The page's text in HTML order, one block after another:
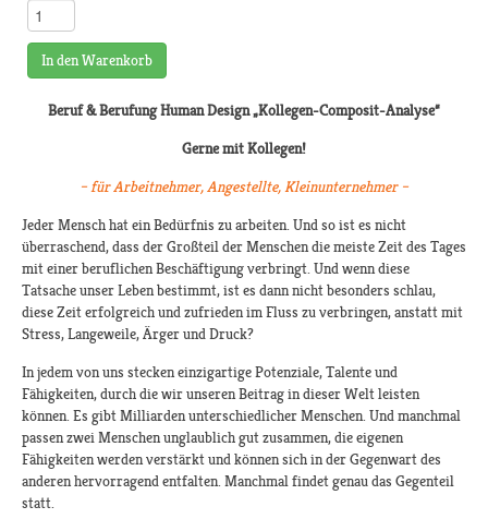
In den Warenkorb
Beruf & Berufung Human Design„Kollegen-Composit-Analyse“
Gerne mit Kollegen!
– für Arbeitnehmer, Angestellte, Kleinunternehmer –
Jeder Mensch hat ein Bedürfnis zu arbeiten. Und so ist es nicht
überraschend, dass der Großteil der Menschen die meiste Zeit des Tages
mit einer beruflichen Beschäftigung verbringt. Und wenn diese
Tatsache unser Leben bestimmt, ist es dann nicht besonders schlau,
diese Zeit erfolgreich und zufrieden im Fluss zu verbringen, anstatt mit
Stress, Langeweile, Ärger und Druck?
In jedem von uns stecken einzigartige Potenziale, Talente und
Fähigkeiten, durch die wir unseren Beitrag in dieser Welt leisten
können. Es gibt Milliarden unterschiedlicher Menschen. Und manchmal
passen zwei Menschen unglaublich gut zusammen, die eigenen
Fähigkeiten werden verstärkt und können sich in der Gegenwart des
anderen hervorragend entfalten. Manchmal findet genau das Gegenteil
statt.